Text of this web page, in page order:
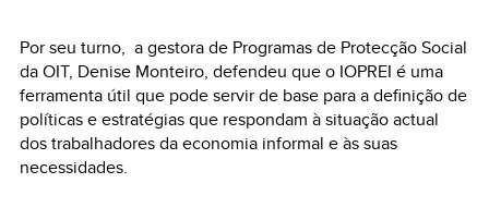
Por seu turno, a gestora de Programas de Protecção Social
da OIT, Denise Monteiro, defendeu que o IOPREI é uma
ferramenta útil que pode servir de base para a definição de
políticas e estratégias que respondam à situação actual
dos trabalhadores da economia informal e às suas
necessidades.